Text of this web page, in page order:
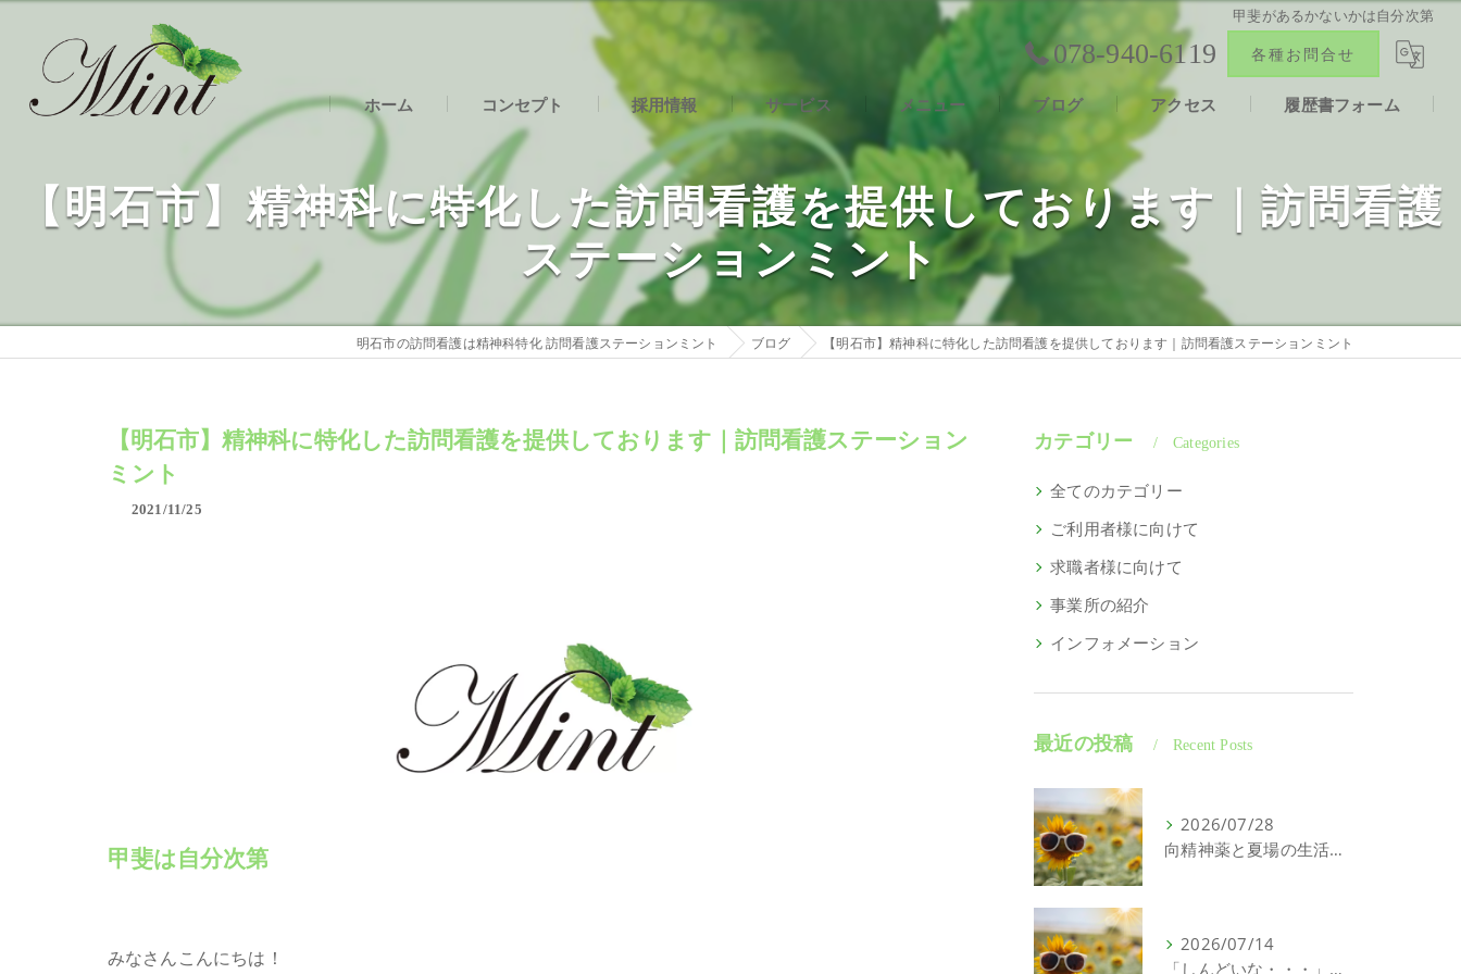
甲斐があるかないかは自分次第
078-940-6119 各種お問合せ
ホーム コンセプト
明石市の訪問看護･精神科特化 訪問看護ステーションミントの口コミ情報
明石市の訪問看護･精神科特化 訪問看護ステーションミントの評判
明石市の訪問看護･精神科特化 訪問看護ステーションミントのお客様の声
採用情報
社内インタビュー
サービス メニュー ブログ アクセス
合同会社ファン
履歴書フォーム
【明石市】精神科に特化した訪問看護を提供しております｜訪問看護
ステーションミント
明石市の訪問看護は精神科特化 訪問看護ステーションミント ブログ 【明石市】精神科に特化した訪問看護を提供しております｜訪問看護ステーションミント
【明石市】精神科に特化した訪問看護を提供しております｜訪問看護ステーション
ミント
2021/11/25
甲斐は自分次第
みなさんこんにちは！
カテゴリー Categories
全てのカテゴリー
ご利用者様に向けて
求職者様に向けて
事業所の紹介
インフォメーション
最近の投稿 Recent Posts
2026/07/28
向精神薬と夏場の生活について｜精神科特化訪問看護ミント【明石市・神戸市垂水区・神戸市西区】
2026/07/14
「しんどいな・・・」それ、こころの問題じゃないかもしれません｜精神科特化訪問看護ミント【明石市・神戸市西区・垂水区】